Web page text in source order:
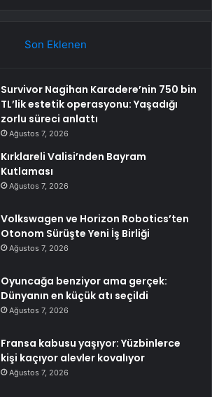
Son Eklenen
Survivor Nagihan Karadere’nin 750 bin
TL’lik estetik operasyonu: Yaşadığı
zorlu süreci anlattı
Ağustos 7, 2026
Kırklareli Valisi’nden Bayram
Kutlaması
Ağustos 7, 2026
Volkswagen ve Horizon Robotics’ten
Otonom Sürüşte Yeni İş Birliği
Ağustos 7, 2026
Oyuncağa benziyor ama gerçek:
Dünyanın en küçük atı seçildi
Ağustos 7, 2026
Fransa kabusu yaşıyor: Yüzbinlerce
kişi kaçıyor alevler kovalıyor
Ağustos 7, 2026